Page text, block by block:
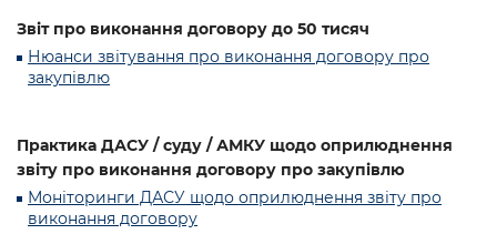
Звіт про виконання договору до 50 тисяч
Нюанси звітування про виконання договору про
закупівлю
Практика ДАСУ / суду / АМКУ щодо оприлюднення
звіту про виконання договору про закупівлю
Моніторинги ДАСУ щодо оприлюднення звіту про
виконання договору